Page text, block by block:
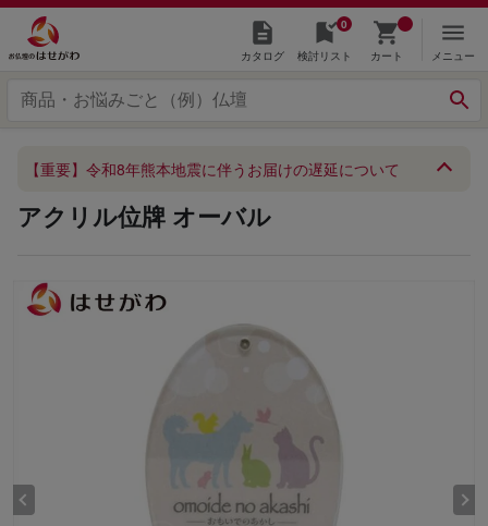
カタログ
0
検討リスト カート メニュー
【重要】令和8年熊本地震に伴うお届けの遅延について
アクリル位牌 オーバル